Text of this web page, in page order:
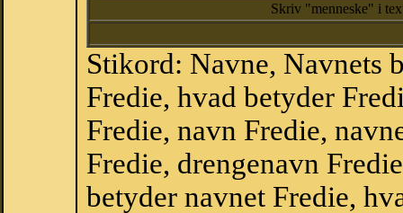
Skriv "menneske" i
Stikord: Navne, Navnets
Fredie, hvad betyder
Fredie, navn Fredie,
Fredie, drengenavn
betyder navnet Fredie,